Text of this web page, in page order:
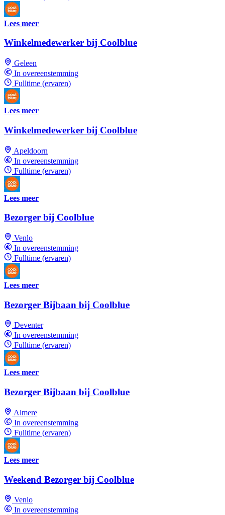
Lees meer
Winkelmedewerker bij Coolblue
Geleen
In overeenstemming
Fulltime (ervaren)
Lees meer
Winkelmedewerker bij Coolblue
Apeldoorn
In overeenstemming
Fulltime (ervaren)
Lees meer
Bezorger bij Coolblue
Venlo
In overeenstemming
Fulltime (ervaren)
Lees meer
Bezorger Bijbaan bij Coolblue
Deventer
In overeenstemming
Fulltime (ervaren)
Lees meer
Bezorger Bijbaan bij Coolblue
Almere
In overeenstemming
Fulltime (ervaren)
Lees meer
Weekend Bezorger bij Coolblue
Venlo
In overeenstemming